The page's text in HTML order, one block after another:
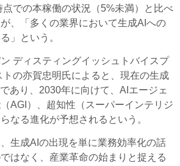
での本稼働の状況（5%未満）と比べ
、「多くの業界において生成AIへの
」という。
ディスティングイッシュトバイスプ
トの亦賀忠明氏によると、現在の生成
あり、2030年に向けて、AIエージェ
AGI）、超知性（スーパーインテリジ
なる進化が予想されるという。
生成AIの出現を単に業務効率化の話
はなく、産業革命の始まりと捉える